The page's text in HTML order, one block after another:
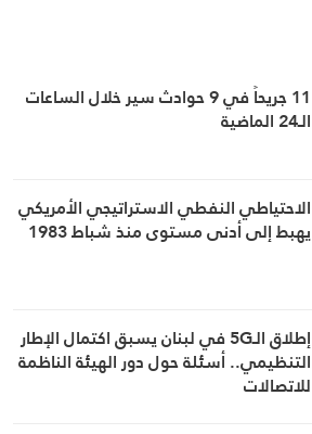
11 جريحاً في 9 حوادث سير خلال الساعات
الـ24 الماضية
الاحتياطي النفطي الاستراتيجي الأمريكي
يهبط إلى أدنى مستوى منذ شباط 1983
إطلاق الـ5G في لبنان يسبق اكتمال الإطار
التنظيمي.. أسئلة حول دور الهيئة الناظمة
للاتصالات